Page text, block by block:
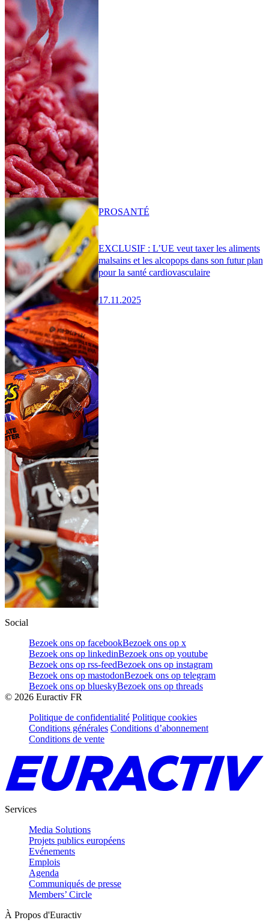
EXCLUSIF : L’UE veut taxer les aliments
malsains et les alcopops dans son futur plan
pour la santé cardiovasculaire
17.11.2025
PROSANTÉ
Social
Bezoek ons op facebookBezoek ons op x
Bezoek ons op linkedinBezoek ons op youtube
Bezoek ons op rss-feedBezoek ons op instagram
Bezoek ons op mastodonBezoek ons op telegram
Bezoek ons op blueskyBezoek ons op threads
© 2026 Euractiv FR
Politique de confidentialité Politique cookies
Conditions générales Conditions d’abonnement
Conditions de vente
Services
Media Solutions
Projets publics européens
Evénements
Emplois
Agenda
Communiqués de presse
Members’ Circle
À Propos d'Euractiv